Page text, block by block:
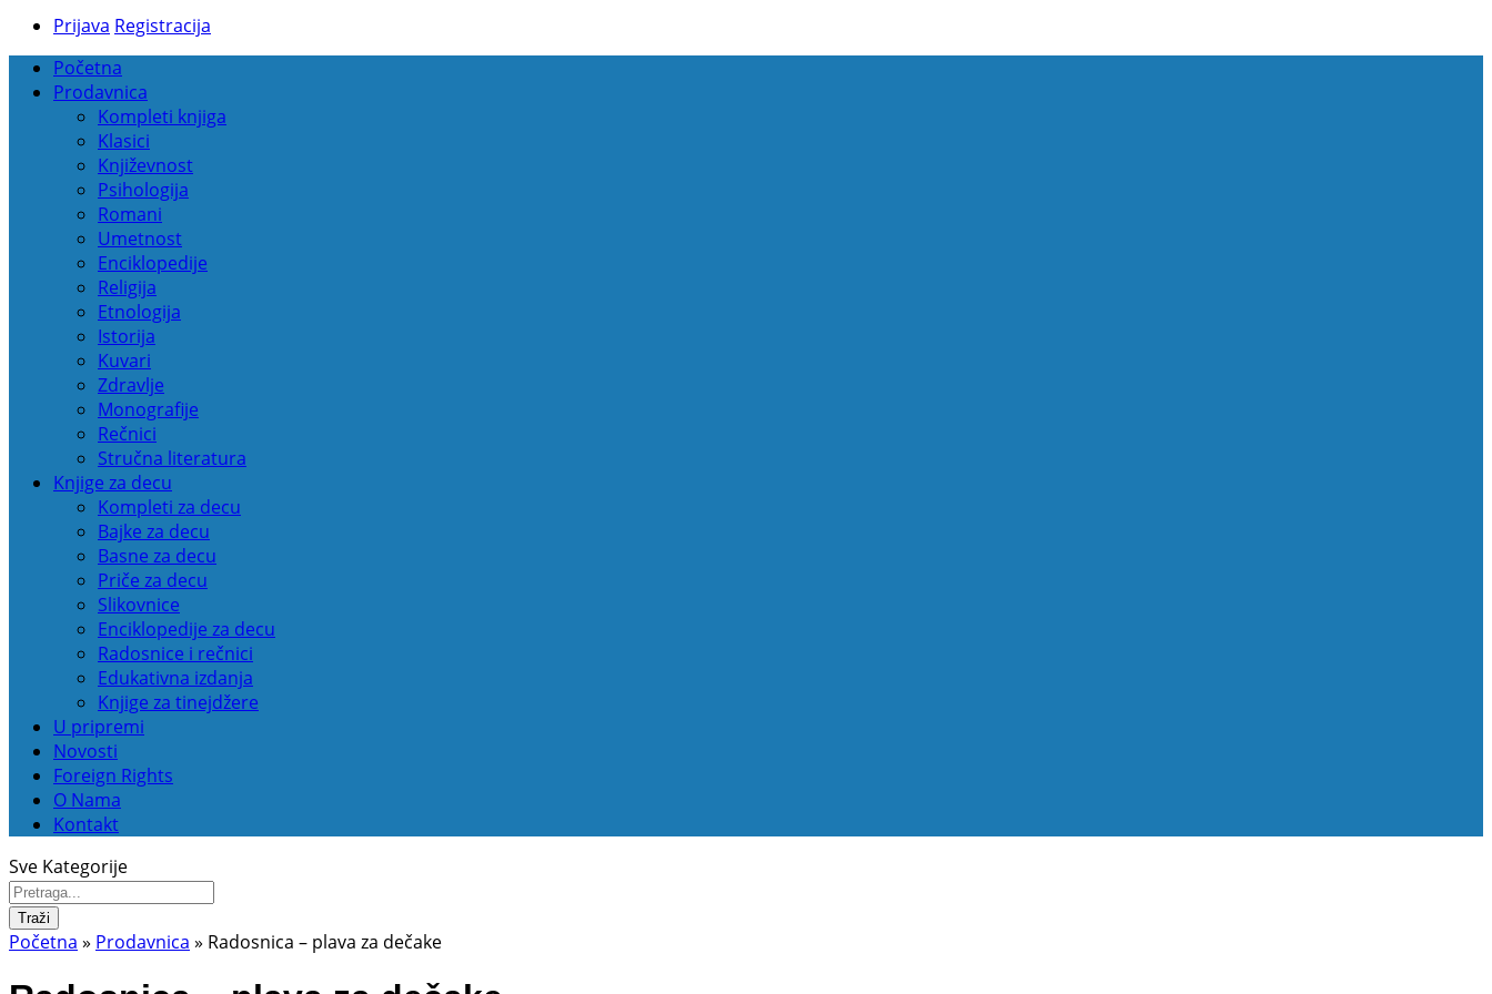
Prijava Registracija
Početna
Prodavnica
Kompleti knjiga
Klasici
Književnost
Psihologija
Romani
Umetnost
Enciklopedije
Religija
Etnologija
Istorija
Kuvari
Zdravlje
Monografije
Rečnici
Stručna literatura
Knjige za decu
Kompleti za decu
Bajke za decu
Basne za decu
Priče za decu
Slikovnice
Enciklopedije za decu
Radosnice i rečnici
Edukativna izdanja
Knjige za tinejdžere
U pripremi
Novosti
Foreign Rights
O Nama
Kontakt
Sve Kategorije
Traži
Početna » Prodavnica » Radosnica – plava za dečake